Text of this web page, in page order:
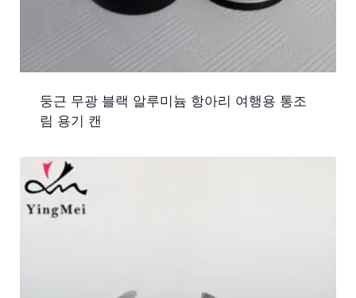
둥근 무광 블랙 알루미늄 항아리 여행용 통조
림 용기 캔